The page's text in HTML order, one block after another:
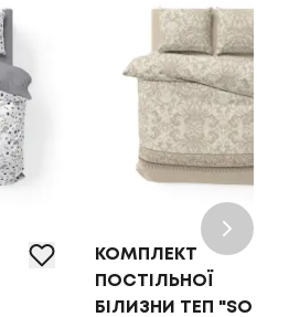
КОМПЛЕКТ
ПОСТІЛЬНОЇ
БІЛИЗНИ ТЕП "SOFT